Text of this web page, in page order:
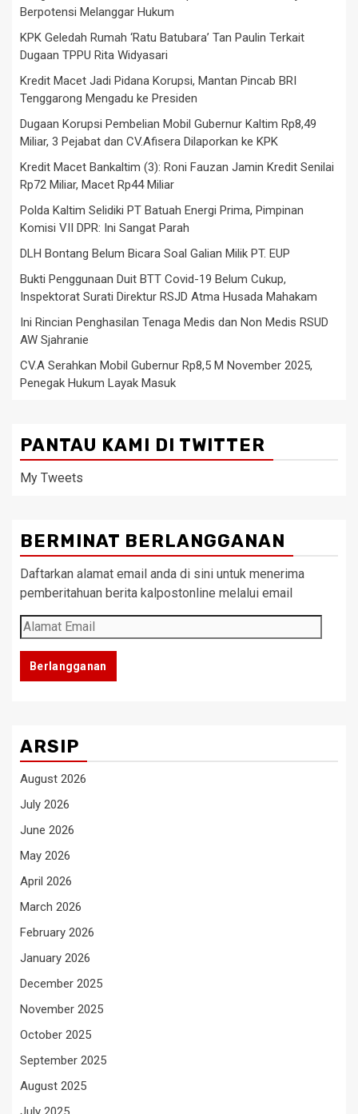
Berpotensi Melanggar Hukum
KPK Geledah Rumah ‘Ratu Batubara’ Tan Paulin Terkait
Dugaan TPPU Rita Widyasari
Kredit Macet Jadi Pidana Korupsi, Mantan Pincab BRI
Tenggarong Mengadu ke Presiden
Dugaan Korupsi Pembelian Mobil Gubernur Kaltim Rp8,49
Miliar, 3 Pejabat dan CV.Afisera Dilaporkan ke KPK
Kredit Macet Bankaltim (3): Roni Fauzan Jamin Kredit Senilai
Rp72 Miliar, Macet Rp44 Miliar
Polda Kaltim Selidiki PT Batuah Energi Prima, Pimpinan
Komisi VII DPR: Ini Sangat Parah
DLH Bontang Belum Bicara Soal Galian Milik PT. EUP
Bukti Penggunaan Duit BTT Covid-19 Belum Cukup,
Inspektorat Surati Direktur RSJD Atma Husada Mahakam
Ini Rincian Penghasilan Tenaga Medis dan Non Medis RSUD
AW Sjahranie
CV.A Serahkan Mobil Gubernur Rp8,5 M November 2025,
Penegak Hukum Layak Masuk
PANTAU KAMI DI TWITTER
My Tweets
BERMINAT BERLANGGANAN
Daftarkan alamat email anda di sini untuk menerima
pemberitahuan berita kalpostonline melalui email
Alamat
Email
Berlangganan
ARSIP
August 2026
July 2026
June 2026
May 2026
April 2026
March 2026
February 2026
January 2026
December 2025
November 2025
October 2025
September 2025
August 2025